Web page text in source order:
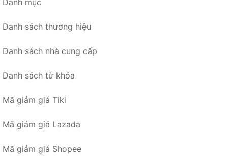
Danh mục
Danh sách thương hiệu
Danh sách nhà cung cấp
Danh sách từ khóa
Mã giảm giá Tiki
Mã giảm giá Lazada
Mã giảm giá Shopee